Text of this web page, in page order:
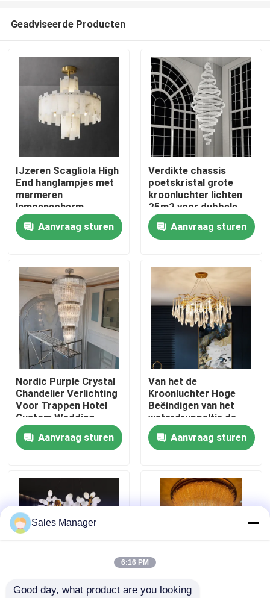
Producten
Over ons
Fabriekstocht
Kwaliteitscontrole
Neem contact met ons op
Vraag een offerte
De Lichten van de tegenhangerkroonluchter
de lichten van de douanetegenhanger
Geadviseerde Producten
IJzeren Scagliola High
End hanglampjes met
marmeren
lampenscherm
Aanvraag sturen
Verdikte chassis
poetskristal grote
kroonluchter lichten
25m2 voor dubbele
draaiknop
Aanvraag sturen
Nordic Purple Crystal
Chandelier Verlichting
Voor Trappen Hotel
Custom Wedding
Grote Lobby
Aanvraag sturen
Van het de
Kroonluchter Hoge
Beëindigen van het
waterdruppeltje de
Tegenhangerlichten
AC220V 5m2 -35m2
Aanvraag sturen
Witte alabaster Luxe gouden blad
Sales Manager
6:16 PM
Good day, what product are you looking